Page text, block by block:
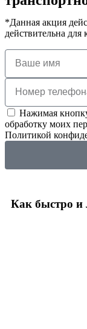
*Данная акция
действительна для
Нажимая
обработку моих
Политикой
Как быстро